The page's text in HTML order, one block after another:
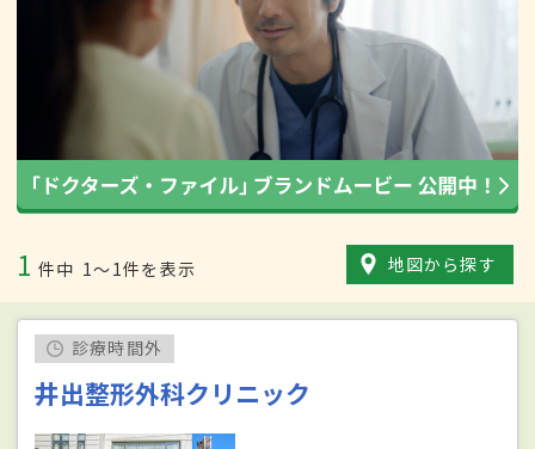
1 件中 1〜1件を表示 地図から探す
診療時間外
井出整形外科クリニック